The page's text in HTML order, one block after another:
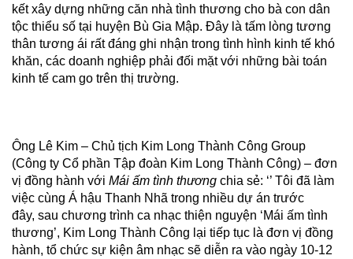
kết xây dựng những căn nhà tình thương cho bà con dân
tộc thiểu số tại huyện Bù Gia Mập. Đây là tấm lòng tương
thân tương ái rất đáng ghi nhận trong tình hình kinh tế khó
khăn, các doanh nghiệp phải đối mặt với những bài toán
kinh tế cam go trên thị trường.
Ông Lê Kim – Chủ tịch Kim Long Thành Công Group
(Công ty Cổ phần Tập đoàn Kim Long Thành Công) – đơn
vị đồng hành với Mái ấm tình thương chia sẻ: ‘’ Tôi đã làm
việc cùng Á hậu Thanh Nhã trong nhiều dự án trước
đây, sau chương trình ca nhạc thiện nguyện ‘Mái ấm tình
thương’, Kim Long Thành Công lại tiếp tục là đơn vị đồng
hành, tổ chức sự kiện âm nhạc sẽ diễn ra vào ngày 10-12